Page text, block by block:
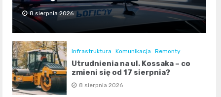
8 sierpnia 2026
Infrastruktura Komunikacja Remonty
Utrudnienia na ul. Kossaka – co
zmieni się od 17 sierpnia?
8 sierpnia 2026